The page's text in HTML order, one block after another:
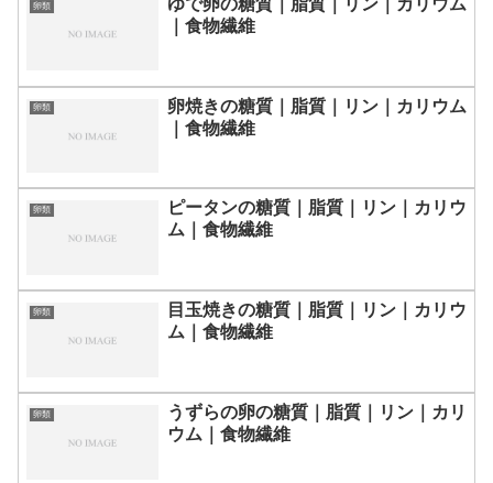
卵類
｜食物繊維
卵類
卵焼きの糖質｜脂質｜リン｜カリウム
｜食物繊維
卵類
ピータンの糖質｜脂質｜リン｜カリウ
ム｜食物繊維
卵類
目玉焼きの糖質｜脂質｜リン｜カリウ
ム｜食物繊維
卵類
うずらの卵の糖質｜脂質｜リン｜カリ
ウム｜食物繊維